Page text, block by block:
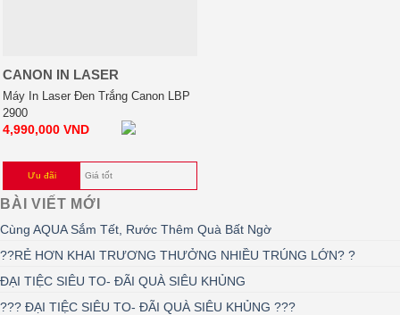
CANON IN LASER
Máy In Laser Đen Trắng Canon LBP
2900
4,990,000 VND
Ưu đãi Giá tốt
BÀI VIẾT MỚI
Cùng AQUA Sắm Tết, Rước Thêm Quà Bất Ngờ
??RẺ HƠN KHAI TRƯƠNG THƯỞNG NHIỀU TRÚNG LỚN? ?
ĐẠI TIỆC SIÊU TO- ĐÃI QUÀ SIÊU KHỦNG
??? ĐẠI TIỆC SIÊU TO- ĐÃI QUÀ SIÊU KHỦNG ???